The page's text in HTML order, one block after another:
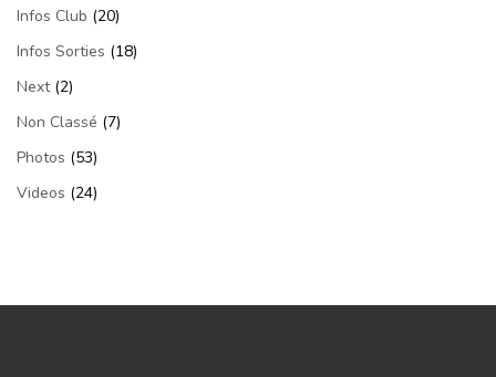
Infos Club (20)
Infos Sorties (18)
Next(2)
Non Classé (7)
Photos (53)
Videos (24)